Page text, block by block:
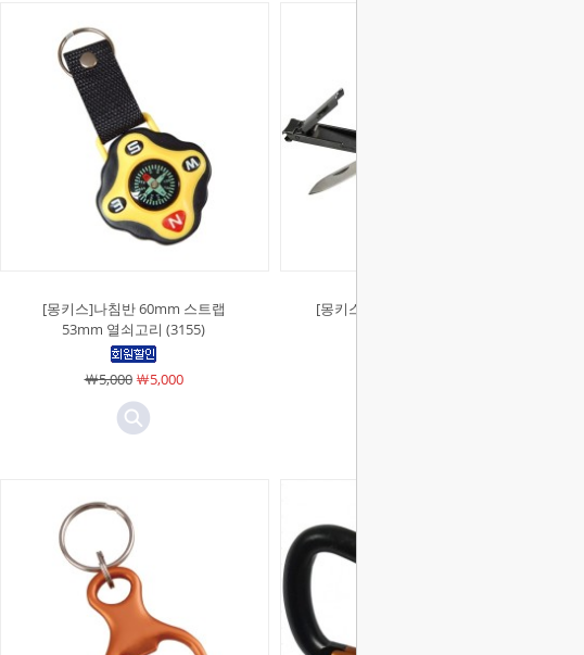
[몽키스]나침반 60mm 스트랩
53mm 열쇠고리 (3155)
￦5,000￦5,000
[몽키스]손톱정리 멀티툴 (2502)